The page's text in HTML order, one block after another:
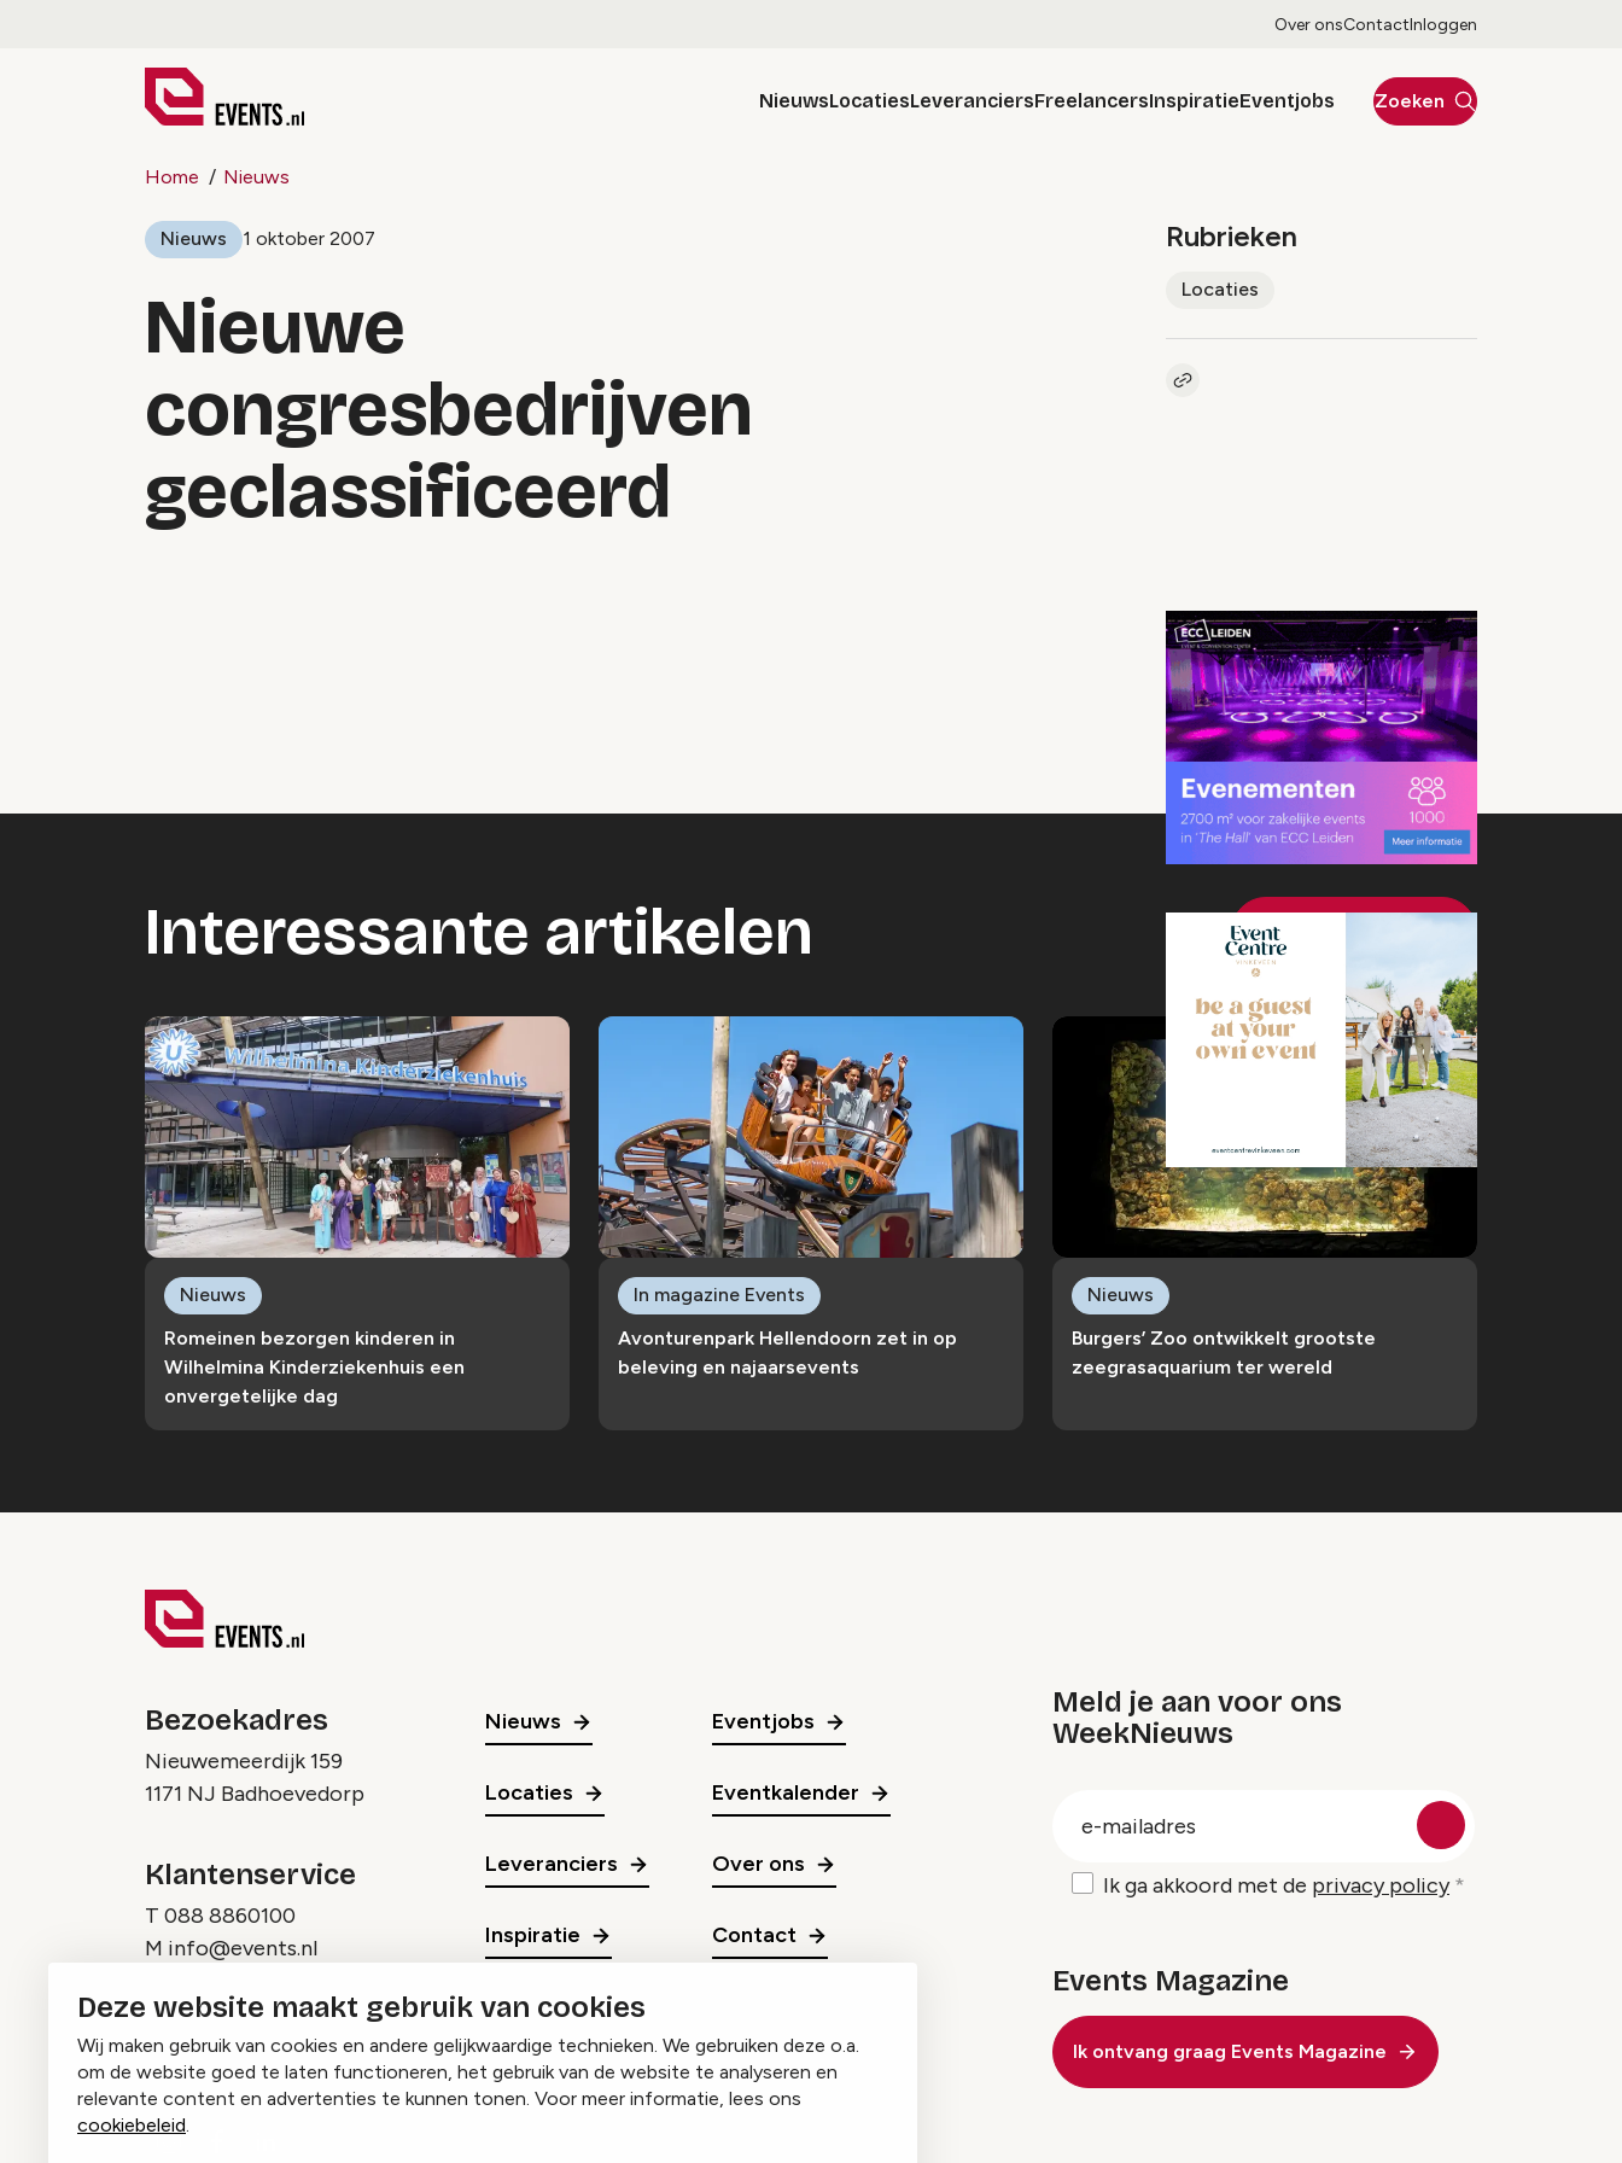
Deze website maakt gebruik van cookies
Wij maken gebruik van cookies en andere gelijkwaardige technieken. We gebruiken deze o.a.
om de website goed te laten functioneren, het gebruik van de website te analyseren en
relevante content en advertenties te kunnen tonen. Voor meer informatie, lees ons
cookiebeleid.
Over onsContactInloggen
NieuwsLocatiesLeveranciersFreelancersInspiratieEventjobs Zoeken
Home Nieuws
Nieuws 1 oktober 2007
Nieuwe
congresbedrijven
geclassificeerd
Rubrieken
Locaties
Kopieer link naar artikel
Interessante artikelen Bekijk meer nieuws
Romeinen bezorgen kinderen in
Wilhelmina Kinderziekenhuis een
onvergetelijke dag
Nieuws
Avonturenpark Hellendoorn zet in op
beleving en najaarsevents
In magazine Events
Burgers’ Zoo ontwikkelt grootste
zeegrasaquarium ter wereld
Nieuws
Bezoekadres
Nieuwemeerdijk 159
1171 NJ Badhoevedorp
Klantenservice
T 088 8860100
M info@events.nl
Nieuws
Locaties
Leveranciers
Inspiratie
Eventjobs
Eventkalender
Over ons
Contact
Meld je aan voor ons
WeekNieuws
Ik ga akkoord met de privacy policy
Events Magazine
Ik ontvang graag Events Magazine